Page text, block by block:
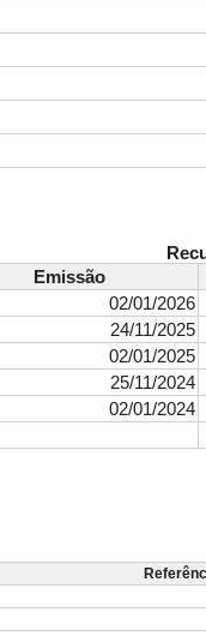
Emissão
02/01/2026
24/11/2025
02/01/2025
25/11/2024
02/01/2024